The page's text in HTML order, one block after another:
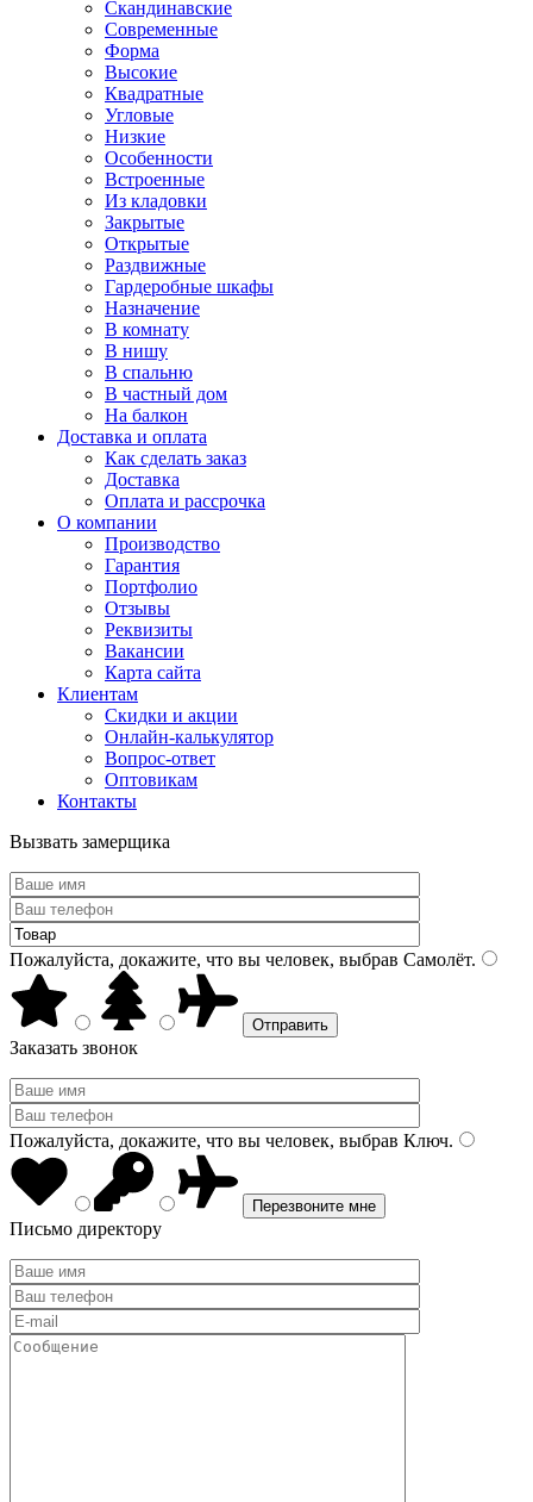
Скандинавские
Современные
Форма
Высокие
Квадратные
Угловые
Низкие
Особенности
Встроенные
Из кладовки
Закрытые
Открытые
Раздвижные
Гардеробные шкафы
Назначение
В комнату
В нишу
В спальню
В частный дом
На балкон
Доставка и оплата
Как сделать заказ
Доставка
Оплата и рассрочка
О компании
Производство
Гарантия
Портфолио
Отзывы
Реквизиты
Вакансии
Карта сайта
Клиентам
Скидки и акции
Онлайн-калькулятор
Вопрос-ответ
Оптовикам
Контакты
Вызвать замерщика
Пожалуйста, докажите, что вы человек, выбрав Самолёт.
Заказать звонок
Пожалуйста, докажите, что вы человек, выбрав Ключ.
Письмо директору